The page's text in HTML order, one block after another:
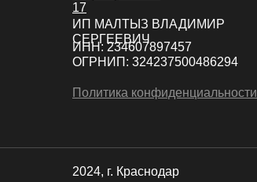
17
ИП МАЛТЫЗ ВЛАДИМИР
СЕРГЕЕВИЧ
ИНН: 234607897457
ОГРНИП: 324237500486294
Политика конфиденциальности
2024, г. Краснодар